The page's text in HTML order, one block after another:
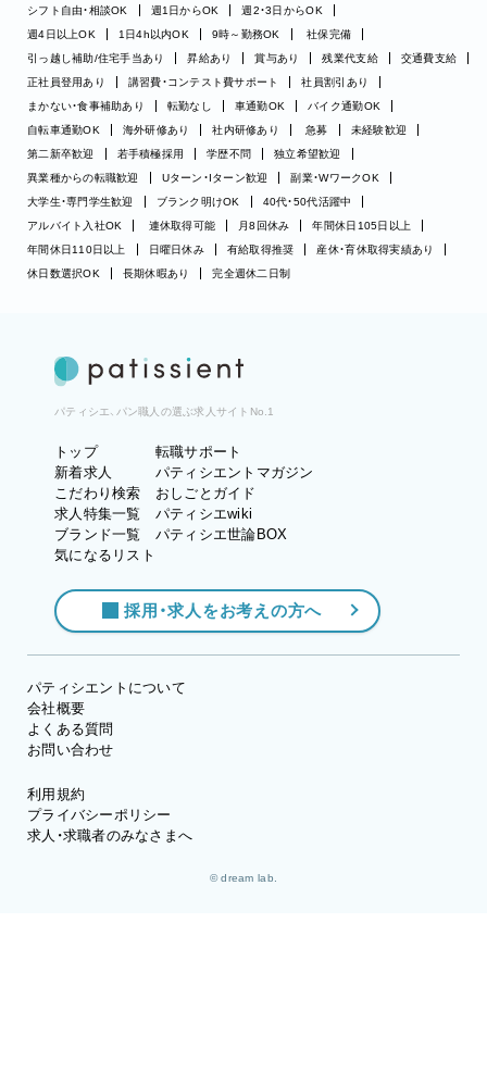
シフト自由・相談OK
週1日からOK
週2・3日からOK
週4日以上OK
1日4h以内OK 9時～勤務OK
社保完備
引っ越し補助/住宅手当あり
昇給あり 賞与あり 残業代支給
交通費支給
正社員登用あり
講習費・コンテスト費サポート
社員割引あり
まかない・食事補助あり
転勤なし 車通勤OK
バイク通勤OK
自転車通勤OK
海外研修あり 社内研修あり 急募
未経験歓迎
第二新卒歓迎
若手積極採用 学歴不問
独立希望歓迎
異業種からの転職歓迎
Uターン・Iターン歓迎
副業・WワークOK
大学生・専門学生歓迎
ブランク明けOK
40代・50代活躍中
アルバイト入社OK
連休取得可能 月8回休み
年間休日105日以上
年間休日110日以上
日曜日休み 有給取得推奨
産休・育休取得実績あり
休日数選択OK
長期休暇あり 完全週休二日制
パティシエ、パン職人の選ぶ求人サイトNo.1
トップ
新着求人
こだわり検索
求人特集一覧
ブランド一覧
気になるリスト
転職サポート
パティシエントマガジン
おしごとガイド
パティシエwiki
パティシエ世論BOX
採用・求人をお考えの方へ
パティシエントについて
会社概要
よくある質問
お問い合わせ
利用規約
プライバシーポリシー
求人・求職者のみなさまへ
© dream lab.